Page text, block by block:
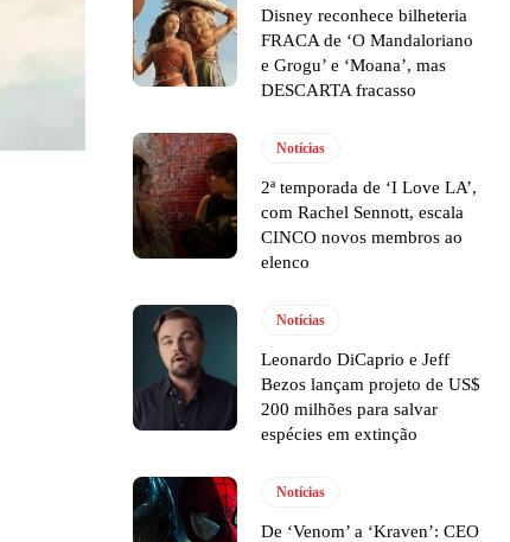
Disney reconhece bilheteria
FRACA de ‘O Mandaloriano
e Grogu’ e ‘Moana’, mas
DESCARTA fracasso
Notícias
2ª temporada de ‘I Love LA’,
com Rachel Sennott, escala
CINCO novos membros ao
elenco
Notícias
Leonardo DiCaprio e Jeff
Bezos lançam projeto de US$
200 milhões para salvar
espécies em extinção
Notícias
De ‘Venom’ a ‘Kraven’: CEO